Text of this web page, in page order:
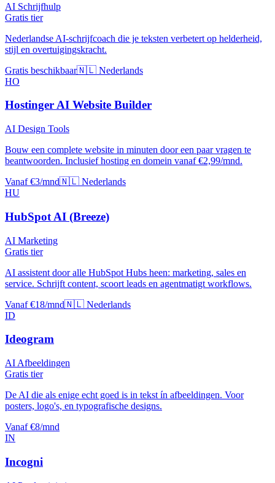
AI Schrijfhulp
Gratis tier
Nederlandse AI-schrijfcoach die je teksten verbetert op helderheid,
stijl en overtuigingskracht.
Gratis beschikbaar🇳🇱 Nederlands
HO
Hostinger AI Website Builder
AI Design Tools
Bouw een complete website in minuten door een paar vragen te
beantwoorden. Inclusief hosting en domein vanaf €2,99/mnd.
Vanaf €3/mnd🇳🇱 Nederlands
HU
HubSpot AI (Breeze)
AI Marketing
Gratis tier
AI assistent door alle HubSpot Hubs heen: marketing, sales en
service. Schrijft content, scoort leads en agentmatigt workflows.
Vanaf €18/mnd🇳🇱 Nederlands
ID
Ideogram
AI Afbeeldingen
Gratis tier
De AI die als enige echt goed is in tekst ín afbeeldingen. Voor
posters, logo's, en typografische designs.
Vanaf €8/mnd
IN
Incogni